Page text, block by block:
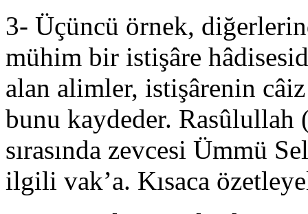
3- Üçüncü örnek,
mühim bir istişâre
alan alimler, istişârenin
bunu kaydeder. Rasûlullah
sırasında zevcesi Ümmü
ilgili vak’a. Kısaca